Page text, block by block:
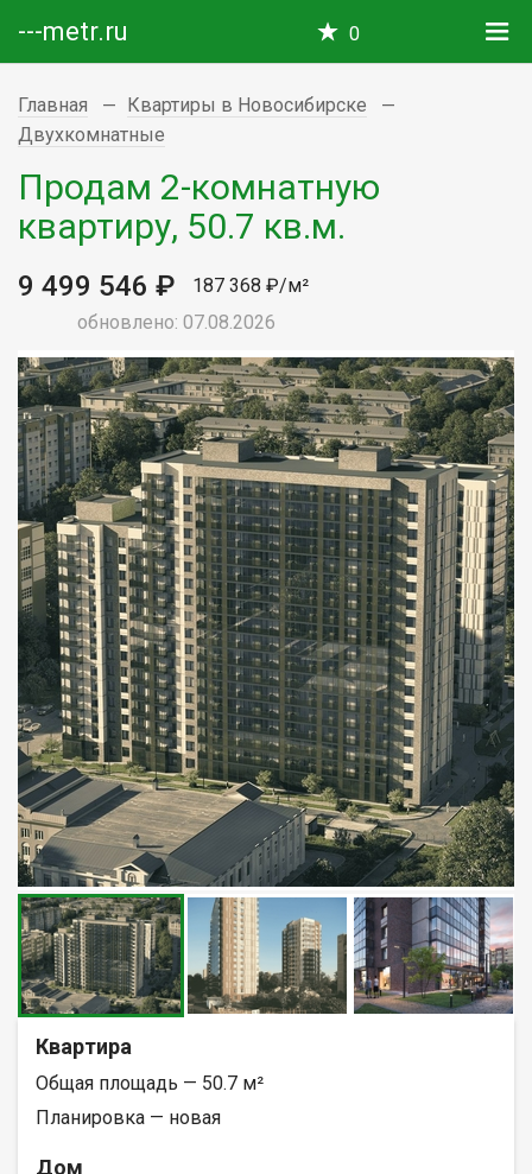
---metr.ru 0
Главная
Квартиры в Новосибирске
Двухкомнатные
Продам 2-комнатную
квартиру, 50.7 кв.м.
9 499 546 ₽
187 368 ₽/м²
обновлено: 07.08.2026
Квартира
Общая площадь — 50.7 м²
Планировка — новая
Дом